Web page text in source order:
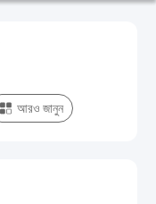
আরও জানুন